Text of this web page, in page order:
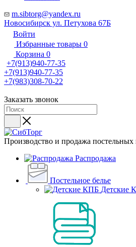
m.sibtorg@yandex.ru
Новосибирск ул. Петухова 67Б
Войти
Избранные товары 0
Корзина 0
+7(913)940-77-35
+7(913)940-77-35
+7(983)308-70-22
Заказать звонок
Производство и продажа
Распродажа
Постельное белье
Детские